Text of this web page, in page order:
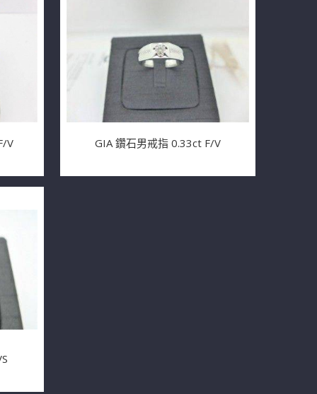
V GIA 鑽石男戒指 0.33ct F/V